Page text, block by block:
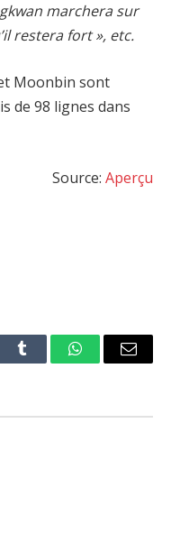
marchera sur
restera fort », etc.
Moonbin sont
de 98 lignes dans
Source: Aperçu
Tumblr WhatsAppEmail